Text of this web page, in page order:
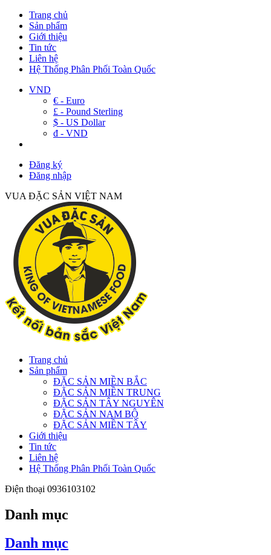
Trang chủ
Sản phẩm
Giới thiệu
Tin tức
Liên hệ
Hệ Thống Phân Phối Toàn Quốc
VND
€ - Euro
£ - Pound Sterling
$ - US Dollar
đ - VND
Đăng ký
Đăng nhập
VUA ĐẶC SẢN VIỆT NAM
Trang chủ
Sản phẩm
ĐẶC SẢN MIỀN BẮC
ĐẶC SẢN MIỀN TRUNG
ĐẶC SẢN TÂY NGUYÊN
ĐẶC SẢN NAM BỘ
ĐẶC SẢN MIỀN TÂY
Giới thiệu
Tin tức
Liên hệ
Hệ Thống Phân Phối Toàn Quốc
Điện thoại 0936103102
Danh mục
Danh mục